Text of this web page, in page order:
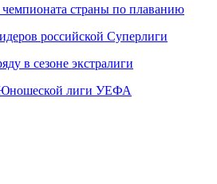
страны по плаванию
российской Суперлиги
в сезоне экстралиги
лиги УЕФА